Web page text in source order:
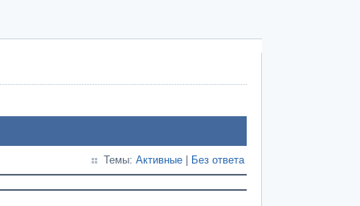
Темы: Активные Без ответа